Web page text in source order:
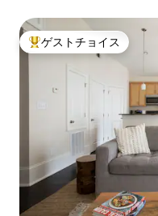
大好評のゲストチョイス
ゲストチョイス